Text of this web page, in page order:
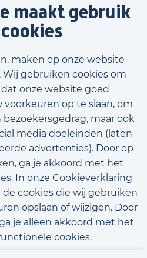
maakt gebruik
maken op onze website
Wij gebruiken cookies om
onze website goed
op te slaan, om
maar ook
media doeleinden (laten
advertenties). Door op
ga je akkoord met het
In onze Cookieverklaring
cookies die wij gebruiken
opslaan of wijzigen. Door
je alleen akkoord met het
cookies.
Almelo